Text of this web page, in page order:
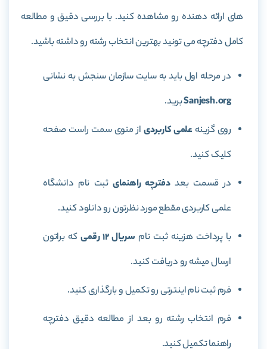
های ارائه دهنده رو مشاهده کنید. با بررسی دقیق و مطالعه
کامل دفترچه می تونید بهترین انتخاب رشته رو داشته باشید.
در مرحله اول باید به سایت سازمان سنجش به نشانی
Sanjesh.orgبرید.
روی گزینه علمی کاربردی از منوی سمت راست صفحه
کلیک کنید.
در قسمت بعددفترچه راهنمایثبت نام دانشگاه
علمی کاربردی مقطع مورد نظرتون رو دانلود کنید.
با پرداخت هزینه ثبت نام سریال 12 رقمی
که براتون
ارسال میشه رو دریافت کنید.
فرم ثبت نام اینترتی رو تکمیل و بارگذاری کنید.
فرم انتخاب رشته رو بعد از مطالعه دقیق دفترچه
راهنما تکمیل کنید.